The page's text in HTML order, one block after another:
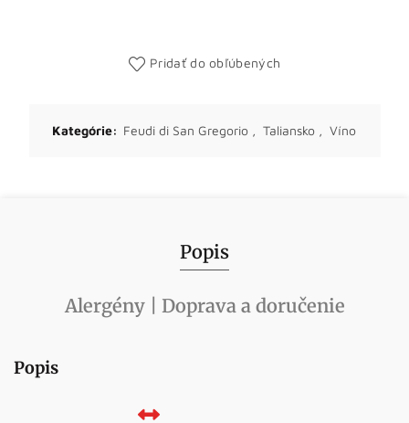
Pridať do obľúbených
Kategórie: Feudi di San Gregorio , Taliansko , Víno
Popis
Alergény | Doprava a doručenie
Popis